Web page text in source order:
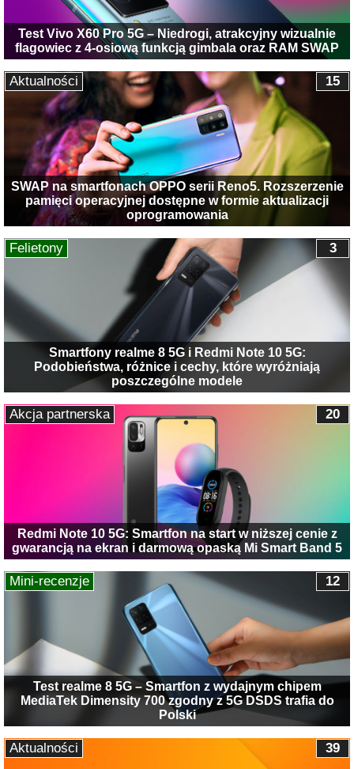
Test Vivo X60 Pro 5G – Niedrogi, atrakcyjny wizualnie
flagowiec z 4-osiową funkcją gimbala oraz RAM SWAP
SWAP na smartfonach OPPO serii Reno5. Rozszerzenie
pamięci operacyjnej dostępne w formie aktualizacji
oprogramowania
15
Aktualności
Smartfony realme 8 5G i Redmi Note 10 5G:
Podobieństwa, różnice i cechy, które wyróżniają
poszczególne modele
3
Felietony
Redmi Note 10 5G: Smartfon na start w niższej cenie z
gwarancją na ekran i darmową opaską Mi Smart Band 5
20
Akcja partnerska
Test realme 8 5G – Smartfon z wydajnym chipem
MediaTek Dimensity 700 zgodny z 5G DSDS trafia do
Polski
12
Mini-recenzje
39
Aktualności